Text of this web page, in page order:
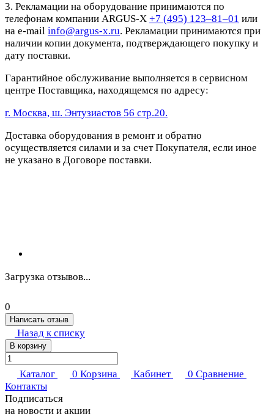
3. Рекламации на оборудование принимаются по
телефонам компании ARGUS-X +7 (495) 123–81–01 или
на e-mail info@argus-x.ru. Рекламации принимаются при
наличии копии документа, подтверждающего покупку и
дату поставки.
Гарантийное обслуживание выполняется в сервисном
центре Поставщика, находящемся по адресу:
г. Москва, ш. Энтузиастов 56 стр.20.
Доставка оборудования в ремонт и обратно
осуществляется силами и за счет Покупателя, если иное
не указано в Договоре поставки.
Загрузка отзывов...
0
Написать отзыв
Назад к списку
В корзину
Каталог 0 Корзина Кабинет 0 Сравнение
Контакты
Подписаться
на новости и акции